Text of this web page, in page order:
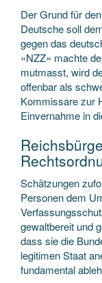
Der Grund für
Deutsche soll
gegen das
«NZZ» machte
mutmasst, wird
offenbar als
Kommissare zur
Einvernahme in
Schätzungen
Personen dem
gewaltbereit und
dass sie die
legitimen Staat
fundamental